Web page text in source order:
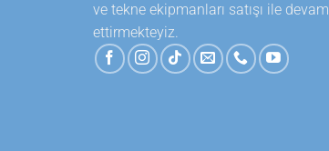
ve tekne ekipmanları satışı ile devam
ettirmekteyiz.